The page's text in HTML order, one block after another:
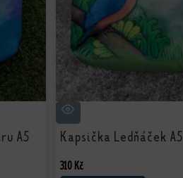
A5 Kapsička Ledňáček A5
310 Kč